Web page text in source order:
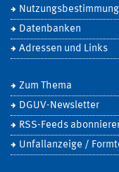
Datenbanken
Adressen und Links
Zum Thema
DGUV-Newsletter
RSS-Feeds
Unfallanzeige /